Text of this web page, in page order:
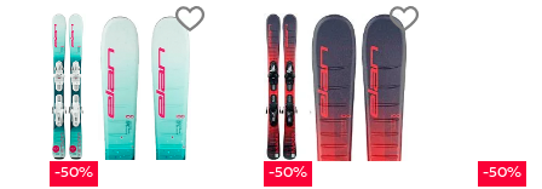
-50% -50% -50%